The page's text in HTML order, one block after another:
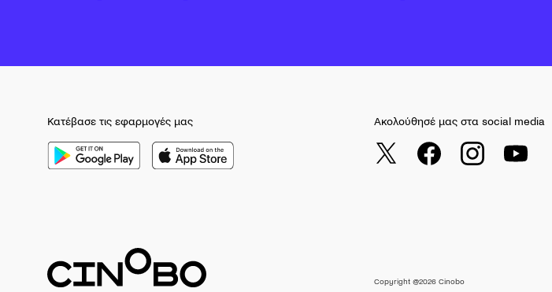
Κατέβασε τις εφαρμογές μας Ακολούθησέ μας στα social media
Copyright @2026 Cinobo